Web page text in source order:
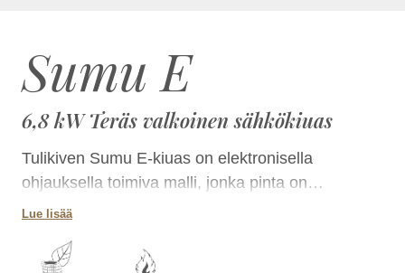
Sumu E
6,8 kW Teräs valkoinen sähkökiuas
Tulikiven Sumu E-kiuas on elektronisella
ohjauksella toimiva malli, jonka pinta on
mattamaiseksi maalattua terästä. Kiukaassa
yksityiskohdat sekä korkealuokkaiset materiaalit.
Lue lisää